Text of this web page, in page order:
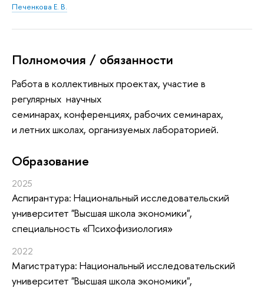
Печенкова Е. В.
Полномочия / обязанности
Работа в коллективных проектах, участие в
регулярных научных
семинарах, конференциях, рабочих семинарах,
и летних школах, организуемых лабораторией.
Oбразование
2025
Аспирантура: Национальный исследовательский
университет "Высшая школа экономики",
специальность «Психофизиология»
2022
Магистратура: Национальный исследовательский
университет "Высшая школа экономики",